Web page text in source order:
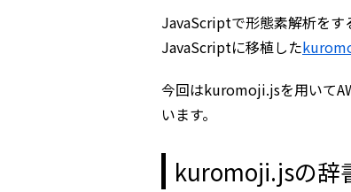
JavaScriptで形態素解析を
JavaScriptに移植した
今回はkuromoji.jsを用いて
います。
kuromoji.jsの辞